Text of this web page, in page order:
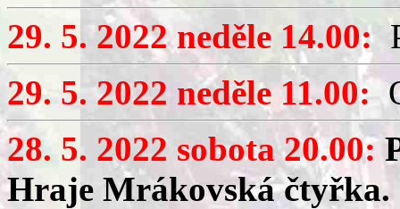
29. 5. 2022 neděle 14.00:
29. 5. 2022 neděle 11.00:
28. 5. 2022 sobota 20.00:
Hraje Mrákovská čtyřka.